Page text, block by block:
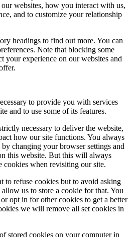
websites, how you interact with us,
and to customize your relationship
headings to find out more. You can
Note that blocking some
your experience on our websites and
to provide you with services
and to use some of its features.
necessary to deliver the website,
how our site functions. You always
changing your browser settings and
this website. But this will always
cookies when revisiting our site.
to refuse cookies but to avoid asking
us to store a cookie for that. You
opt in for other cookies to get a better
we will remove all set cookies in
stored cookies on your computer in